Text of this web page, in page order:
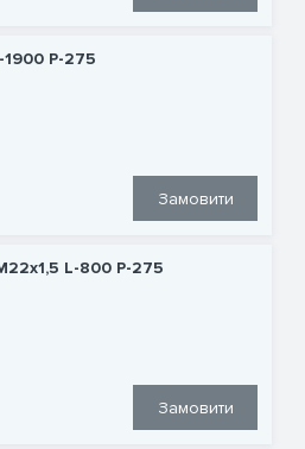
1900 P-275
Замовити
L-800 P-275
Замовити